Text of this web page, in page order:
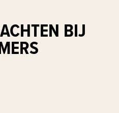
BIJ